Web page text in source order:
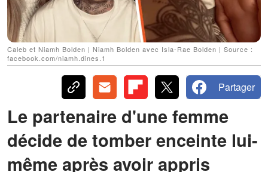
Caleb et Niamh Bolden | Niamh Bolden avec Isla-Rae Bolden | Source :
facebook.com/niamh.dines.1
Partager
Le partenaire d'une femme
décide de tomber enceinte lui-
même après avoir appris